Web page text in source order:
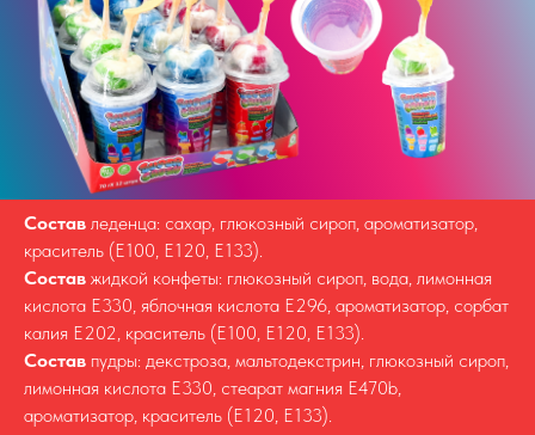
Состав леденца: сахар, глюкозный сироп, ароматизатор,
краситель (Е100, Е120, Е133).
Состав жидкой конфеты: глюкозный сироп, вода, лимонная
кислота Е330, яблочная кислота Е296, ароматизатор, сорбат
калия Е202, краситель (Е100, Е120, Е133).
Состав пудры: декстроза, мальтодекстрин, глюкозный сироп,
лимонная кислота E330, стеарат магния E470b,
ароматизатор, краситель (E120, E133).